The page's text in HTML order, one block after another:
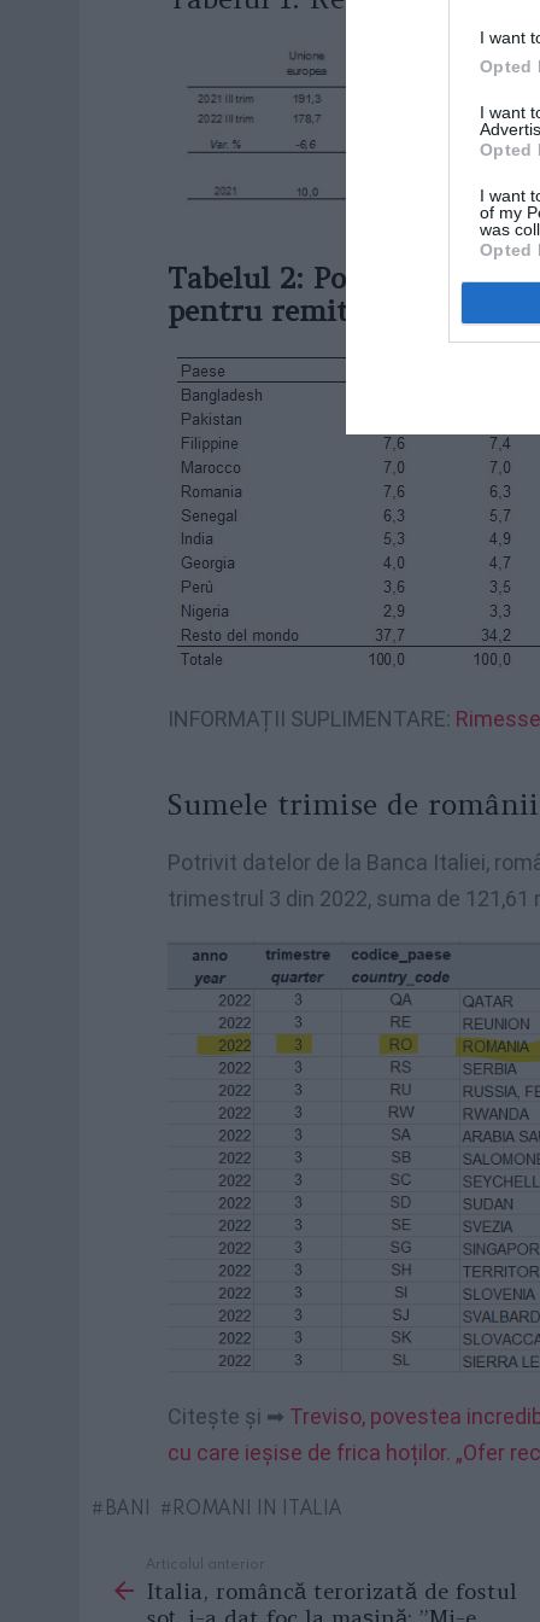
I want
Opted
I want
Opted
I want
of my
was
Opted
Tabelul 2: Ponderile
pentru remiterile din Italia
INFORMAȚII SUPLIMENTARE:
Sumele trimise de
Potrivit datelor de la Banca Italiei,
trimestrul 3 din 2022, suma de 121,61
Citește și ➡ Treviso, povestea
cu care ieșise de frica hoților. „Ofer
BANI ROMANI IN ITALIA
more
Articolul anterior
Italia, româncă terorizată de fostul